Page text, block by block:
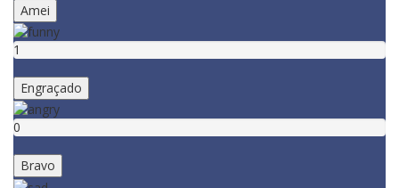
Amei
1
Engraçado
0
Bravo